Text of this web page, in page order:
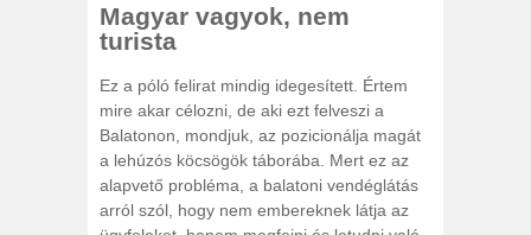
Magyar vagyok, nem
turista
Ez a póló felirat mindig idegesített. Értem
mire akar célozni, de aki ezt felveszi a
Balatonon, mondjuk, az pozicionálja magát
a lehúzós köcsögök táborába. Mert ez az
alapvető probléma, a balatoni vendéglátás
arról szól, hogy nem embereknek látja az